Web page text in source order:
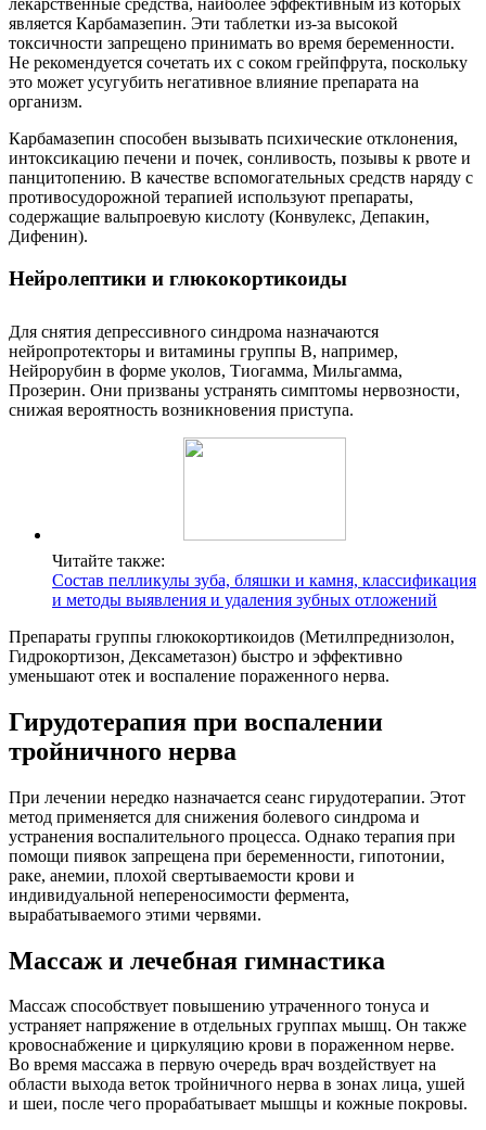
лекарственные средства, наиболее эффективным из которых
является Карбамазепин. Эти таблетки из-за высокой
токсичности запрещено принимать во время беременности.
Не рекомендуется сочетать их с соком грейпфрута, поскольку
это может усугубить негативное влияние препарата на
организм.
Карбамазепин способен вызывать психические отклонения,
интоксикацию печени и почек, сонливость, позывы к рвоте и
панцитопению. В качестве вспомогательных средств наряду с
противосудорожной терапией используют препараты,
содержащие вальпроевую кислоту (Конвулекс, Депакин,
Дифенин).
Нейролептики и глюкокортикоиды
Для снятия депрессивного синдрома назначаются
нейропротекторы и витамины группы В, например,
Нейрорубин в форме уколов, Тиогамма, Мильгамма,
Прозерин. Они призваны устранять симптомы нервозности,
снижая вероятность возникновения приступа.
Читайте также:
Состав пелликулы зуба, бляшки и камня, классификация
и методы выявления и удаления зубных отложений
Препараты группы глюкокортикоидов (Метилпреднизолон,
Гидрокортизон, Дексаметазон) быстро и эффективно
уменьшают отек и воспаление пораженного нерва.
Гирудотерапия при воспалении
тройничного нерва
При лечении нередко назначается сеанс гирудотерапии. Этот
метод применяется для снижения болевого синдрома и
устранения воспалительного процесса. Однако терапия при
помощи пиявок запрещена при беременности, гипотонии,
раке, анемии, плохой свертываемости крови и
индивидуальной непереносимости фермента,
вырабатываемого этими червями.
Массаж и лечебная гимнастика
Массаж способствует повышению утраченного тонуса и
устраняет напряжение в отдельных группах мышц. Он также
кровоснабжение и циркуляцию крови в пораженном нерве.
Во время массажа в первую очередь врач воздействует на
области выхода веток тройничного нерва в зонах лица, ушей
и шеи, после чего прорабатывает мышцы и кожные покровы.